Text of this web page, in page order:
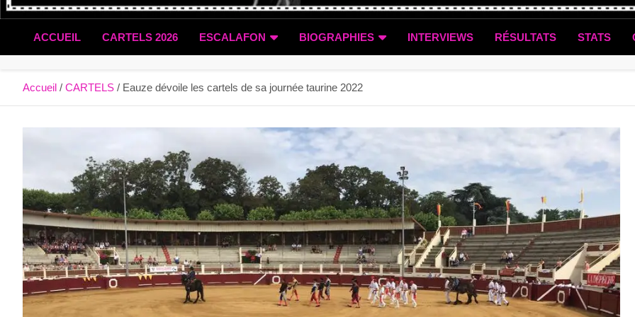
ACCUEIL CARTELS 2026 ESCALAFON BIOGRAPHIES INTERVIEWS RÉSULTATS STATS
Accueil CARTELS Eauze dévoile les cartels de sa journée taurine 2022